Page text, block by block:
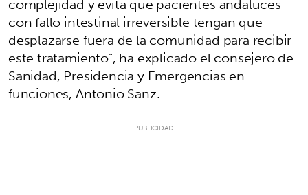
con fallo intestinal irreversible tengan que
desplazarse fuera de la comunidad para recibir
este tratamiento”, ha explicado el consejero de
Sanidad, Presidencia y Emergencias en
funciones, Antonio Sanz.